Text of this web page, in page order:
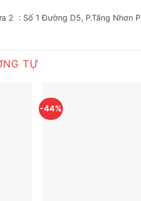
2 : Số 1 Đường D5, P.Tăng Nhơn
TỰ
-44%